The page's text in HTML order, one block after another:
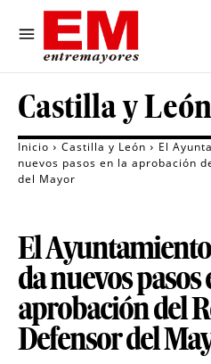
Castilla y León
Inicio Castilla y León
El
nuevos pasos en la aprobación
del Mayor
El
da nuevos pasos
aprobación del
Defensor del